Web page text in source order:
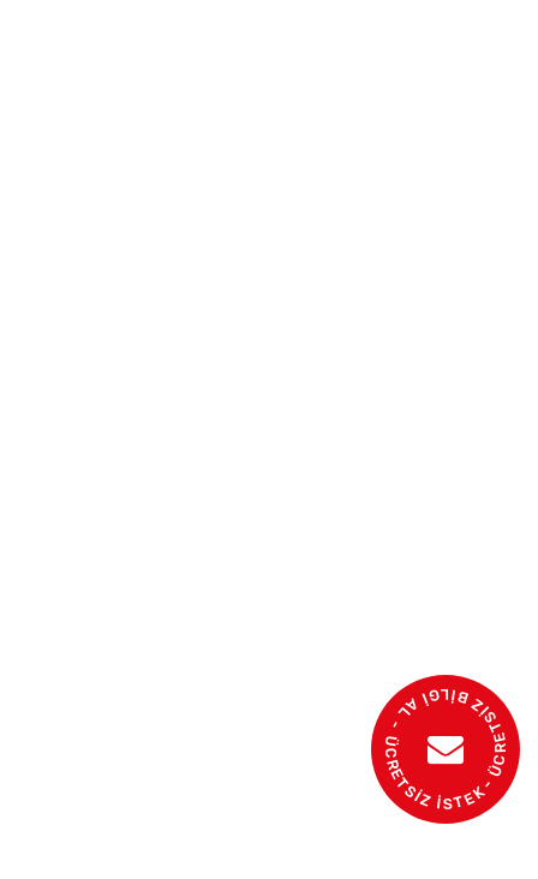
- ÜCRETSİZ BİLGİ AL - ÜCRETSİZ İSTEK